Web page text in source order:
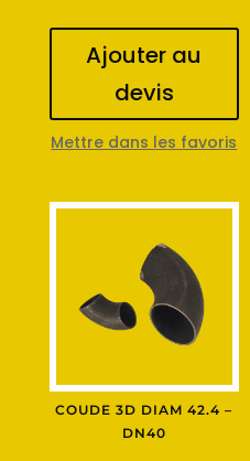
Ajouter au
devis
Mettre dans les favoris
COUDE 3D DIAM 42.4 –
DN40